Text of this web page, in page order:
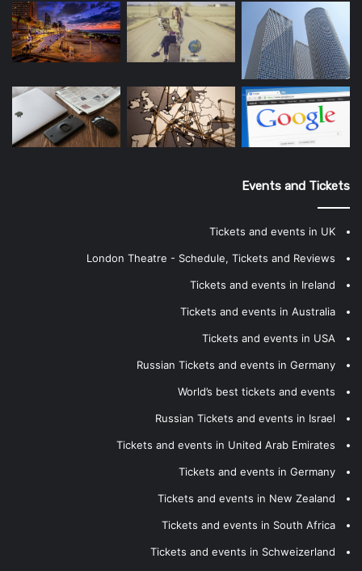
Events and Tickets
Tickets and events in UK
London Theatre - Schedule, Tickets and Reviews
Tickets and events in Ireland
Tickets and events in Australia
Tickets and events in USA
Russian Tickets and events in Germany
World’s best tickets and events
Russian Tickets and events in Israel
Tickets and events in United Arab Emirates
Tickets and events in Germany
Tickets and events in New Zealand
Tickets and events in South Africa
Tickets and events in Schweizerland